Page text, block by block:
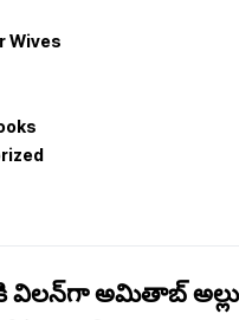
Wives
విలన్‌గా అమితాబ్